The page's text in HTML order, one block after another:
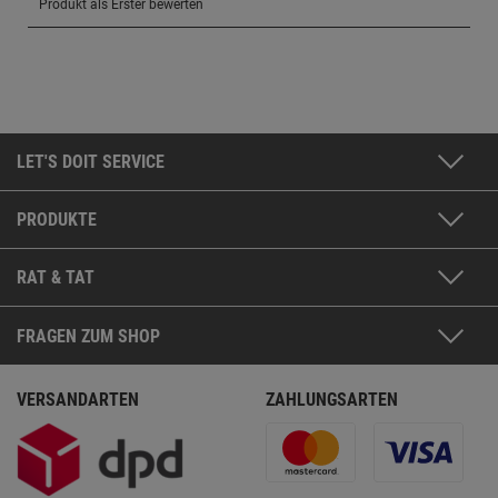
LET'S DOIT SERVICE
PRODUKTE
RAT & TAT
FRAGEN ZUM SHOP
VERSANDARTEN ZAHLUNGSARTEN